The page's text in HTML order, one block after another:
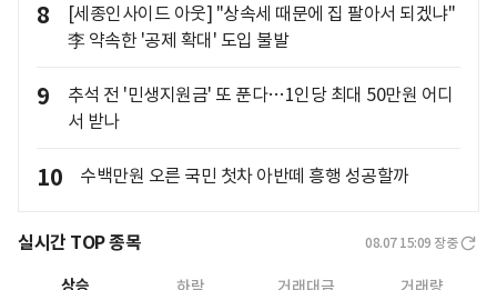
8
[세종인사이드 아웃] "상속세 때문에 집 팔아서 되겠냐"
李 약속한 '공제 확대' 도입 불발
9
추석 전 '민생지원금' 또 푼다…1인당 최대 50만원 어디
서 받나
10 수백만원 오른 국민 첫차 아반떼 흥행 성공할까
실시간 TOP 종목 08.07 15:09 장중
상승